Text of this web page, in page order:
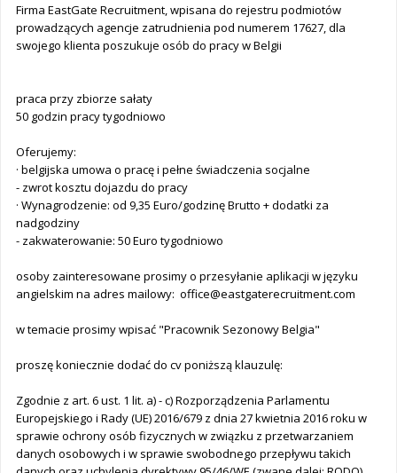
Firma EastGate Recruitment, wpisana do rejestru podmiotów
prowadzących agencje zatrudnienia pod numerem 17627, dla
swojego klienta poszukuje osób do pracy w Belgii
praca przy zbiorze sałaty
50 godzin pracy tygodniowo
Oferujemy:
· belgijska umowa o pracę i pełne świadczenia socjalne
- zwrot kosztu dojazdu do pracy
· Wynagrodzenie: od 9,35 Euro/godzinę Brutto + dodatki za
nadgodziny
- zakwaterowanie: 50 Euro tygodniowo
osoby zainteresowane prosimy o przesyłanie aplikacji w języku
angielskim na adres mailowy: office@eastgaterecruitment.com
w temacie prosimy wpisać "Pracownik Sezonowy Belgia"
proszę koniecznie dodać do cv poniższą klauzulę:
Zgodnie z art. 6 ust. 1 lit. a) - c) Rozporządzenia Parlamentu
Europejskiego i Rady (UE) 2016/679 z dnia 27 kwietnia 2016 roku w
sprawie ochrony osób fizycznych w związku z przetwarzaniem
danych osobowych i w sprawie swobodnego przepływu takich